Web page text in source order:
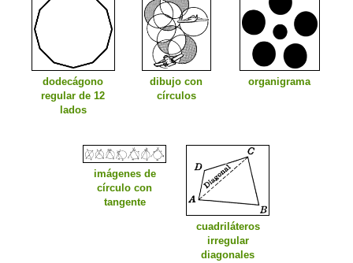
dodecágono
regular de 12
lados
dibujo con
círculos
organigrama
imágenes de
círculo con
tangente
cuadriláteros
irregular
diagonales